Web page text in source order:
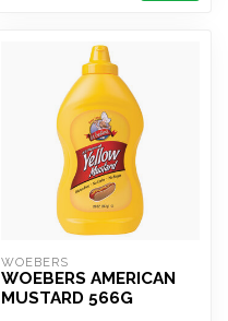
WOEBERS
WOEBERS AMERICAN
MUSTARD 566G